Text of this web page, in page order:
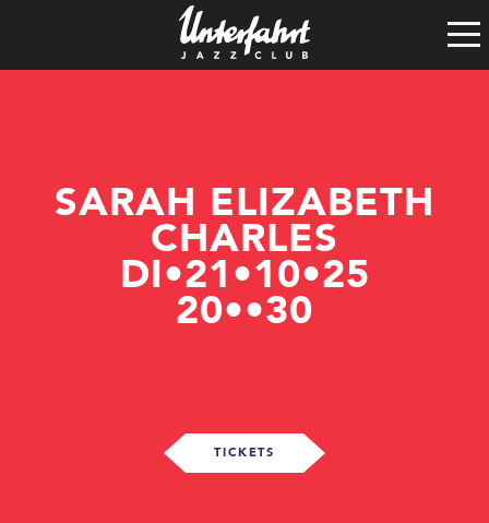
SARAH ELIZABETH
CHARLES
DI•21•10•25
20••30
TICKETS